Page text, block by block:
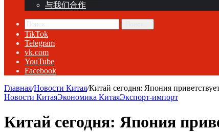
与我们合作
TikTok
Telegram
vk.com
YouTube
Facebook
Главная/Новости Китая/Китай сегодня: Япония
Новости КитаяЭкономика КитаяЭкспорт-импорт
Китай сегодня: Япония